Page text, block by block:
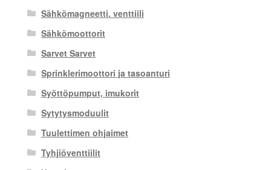
Sähkömagneetti. venttiili
Sähkömoottorit
Sarvet Sarvet
Sprinklerimoottori ja tasoanturi
Syöttöpumput, imukorit
Sytytysmoduulit
Tuulettimen ohjaimet
Tyhjiöventtiilit